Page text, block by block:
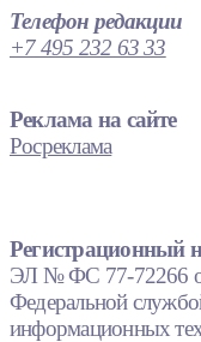
Телефон редакции
+7 495 232 63 33
Реклама на сайте
Росреклама
Регистрационный
ЭЛ № ФС 77-72266
Федеральной
информационных